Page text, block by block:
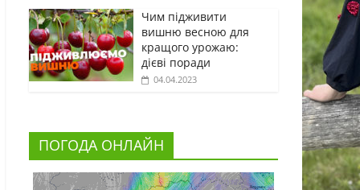
Чим підживити
вишню весною для
кращого урожаю:
дієві поради
04.04.2023
ПОГОДА ОНЛАЙН